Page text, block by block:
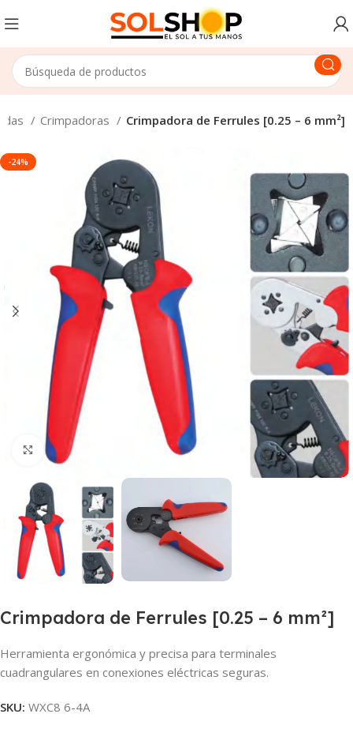
Crimpadoras Crimpadora de Ferrules [0.25 – 6 mm²]
-24%
Haga Click para agrandar
Crimpadora de Ferrules [0.25 – 6 mm²]
Herramienta ergonómica y precisa para terminales
cuadrangulares en conexiones eléctricas seguras.
SKU:WXC8 6-4A